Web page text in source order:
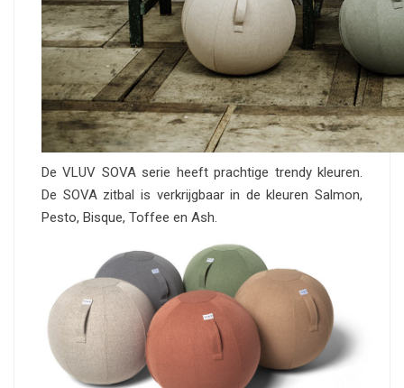
De VLUV SOVA serie heeft prachtige trendy kleuren.
De SOVA zitbal is verkrijgbaar in de kleuren Salmon,
Pesto, Bisque, Toffee en Ash.